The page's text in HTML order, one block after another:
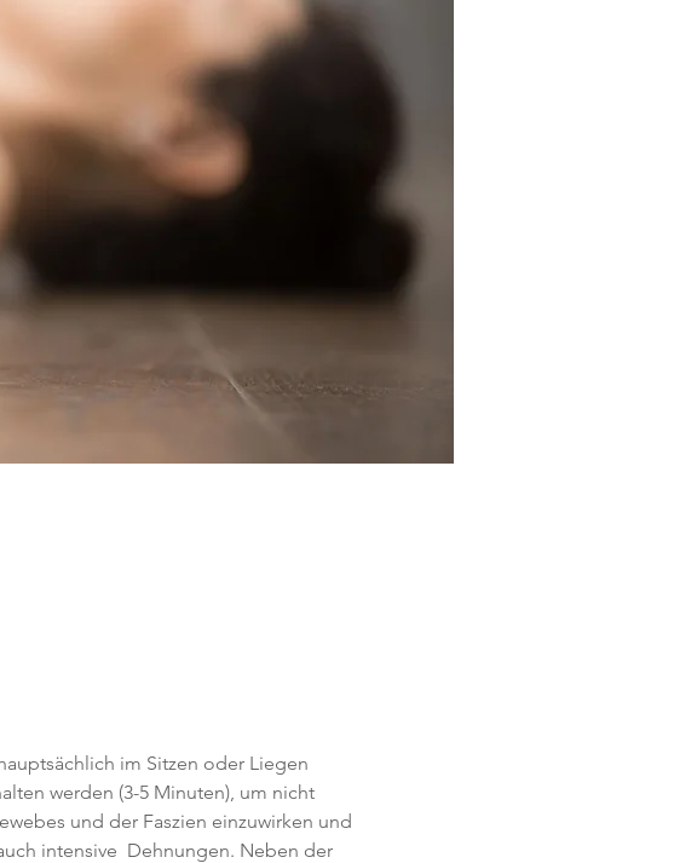
im Sitzen oder Liegen
werden (3-5 Minuten), um nicht
und der Faszien einzuwirken und
intensive  Dehnungen. Neben der